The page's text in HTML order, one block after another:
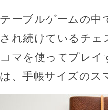
テーブルゲームの中
され続けているチェ
コマを使ってプレイ
は、手帳サイズのス